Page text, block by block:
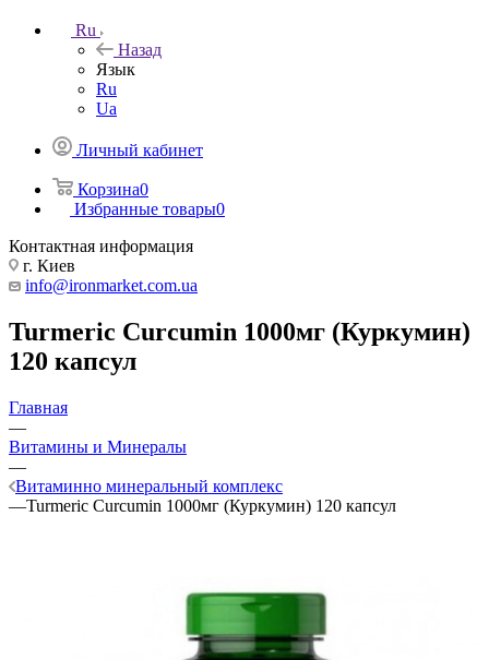
Ru
Назад
Язык
Ru
Ua
Личный кабинет
Корзина0
Избранные товары0
Контактная информация
г. Киев
info@ironmarket.com.ua
Turmeric Curcumin 1000мг (Куркумин)
120 капсул
Главная
—
Витамины и Минералы
—
Витаминно минеральный комплекс
—Turmeric Curcumin 1000мг (Куркумин) 120 капсул